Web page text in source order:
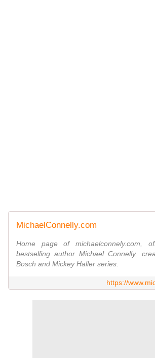
MichaelConnelly.com
Home page of michaelconnely.com,
bestselling author Michael Connelly,
Bosch and Mickey Haller series.
https://